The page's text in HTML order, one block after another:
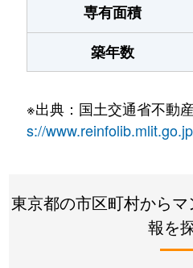
専有面積
築年数
※出典：国土交通省不動
s://
東京都の市区町村から
報を